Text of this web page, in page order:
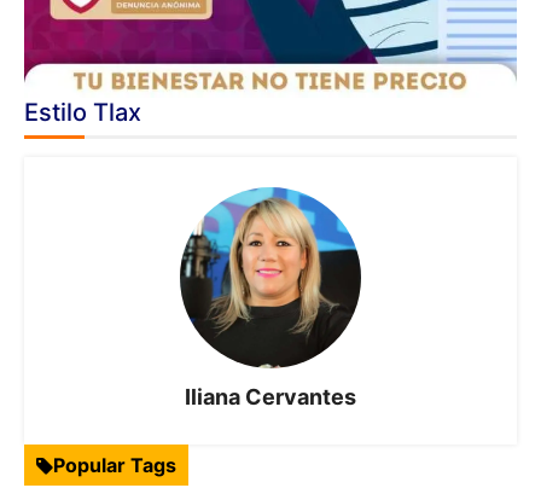
Estilo Tlax
Iliana Cervantes
Popular Tags